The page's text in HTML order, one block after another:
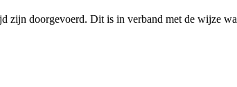
doorgevoerd. Dit is in verband met de wijze